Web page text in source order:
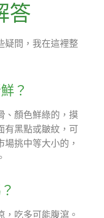
答
疑問，我在這裡整
？
、顏色鮮綠的，摸
有黑點或皺紋，可
挑中等大小的，
吃多可能腹瀉。